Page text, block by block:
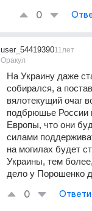
0
user_54419390
Оракул
11лет
На Украину даже
собирался, а
вялотекущий очаг
подбрюшье России
Европы, что они
силами
на могилах будет
Украины, тем
дело у Порошенко
0